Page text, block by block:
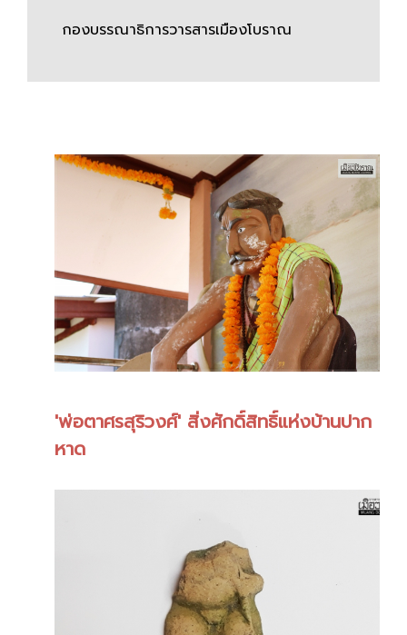
กองบรรณาธิการวารสารเมืองโบราณ
'พ่อตาศรสุริวงศ์' สิ่งศักดิ์สิทธิ์แห่งบ้านปาก
หาด